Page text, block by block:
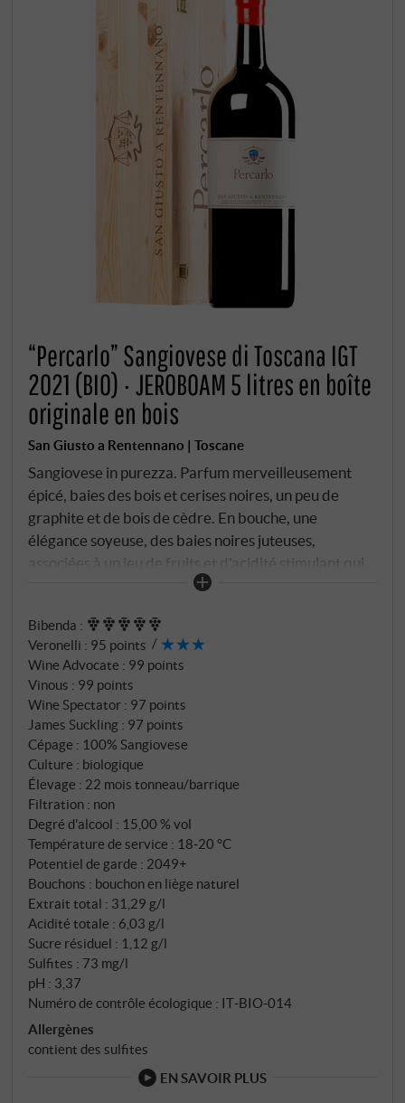
“Percarlo” Sangiovese di Toscana IGT
2021 (BIO) · JEROBOAM 5 litres en boîte
originale en bois
San Giusto a Rentennano | Toscane
Sangiovese in purezza. Parfum merveilleusement
épicé, baies des bois et cerises noires, un peu de
graphite et de bois de cèdre. En bouche, une
élégance soyeuse, des baies noires juteuses,
associées à un jeu de fruits et d'acidité stimulant qui
fait vraiment danser le vin sur la langue. Percarlo a
pour de nombreuses années en cave. Un des très
grands monocépages de sangiovese de la Toscane
centrale. SUPERIORE.DE
Bibenda :
Veronelli : 95 points
Wine Advocate : 99 points
Vinous : 99 points
Wine Spectator : 97 points
James Suckling : 97 points
Cépage : 100% Sangiovese
Culture : biologique
Élevage : 22 mois tonneau/barrique
Filtration : non
Degré d'alcool : 15,00 % vol
Température de service : 18‑20 °C
Potentiel de garde : 2049+
Bouchons : bouchon en liège naturel
Extrait total : 31,29 g/l
Acidité totale : 6,03 g/l
Sucre résiduel : 1,12 g/l
Sulfites : 73 mg/l
pH : 3,37
Numéro de contrôle écologique : IT‑BIO‑014
Allergènes
contient des sulfites
EN SAVOIR PLUS